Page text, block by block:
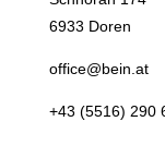
6933 Doren
office@bein.at
+43 (5516) 290